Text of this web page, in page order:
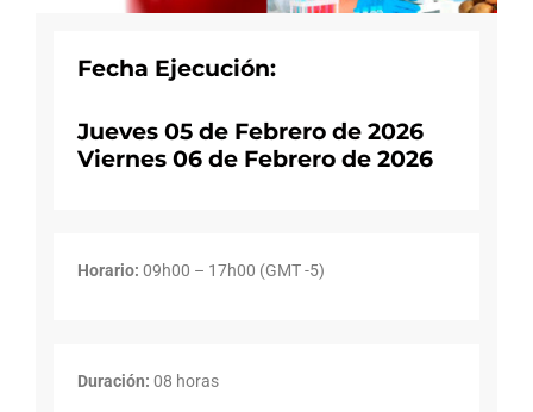
Fecha Ejecución:
Jueves 05 de Febrero de 2026
Viernes 06 de Febrero de 2026
Horario: 09h00 – 17h00 (GMT -5)
Duración: 08 horas